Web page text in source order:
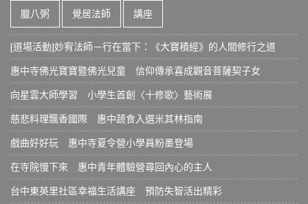
臘八粥 覺居法師 講座
[道場活動]妙宥法師－行在當下：《大寶積經》的人間修行之道
惠中寺佛光寶寶暨佛光兒童 信仰傳承喜成觀音菩薩契子女
向星雲大師學習 小學生首創〈十修歌〉藝術展
慈悲料理飄香國際 惠中蔬食入選米其林指南
戲曲好好玩 惠中寺夏令營小學員粉墨登場
在寺院慢下來 惠中青年體驗營尋回內心的主人
台中東英里社區幸福生活講座 預防失智活出精彩